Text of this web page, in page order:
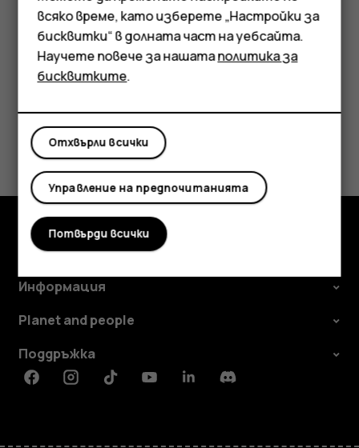
Аксесоари
Таблети
местните власти.
Полезен ли беше този отговор?
Да
Изследвайте
Информация
Planet and people
Поддръжка
FacebookInstagramTiktokYoutubeLinkedinDiscord
всяко време, като изберете „Настройки за
бисквитки“ в долната част на уебсайта.
Научете повече за нашатаполитика за
бисквитките.
Отхвърли всички
Управление на предпочитанията
Потвърди всички